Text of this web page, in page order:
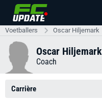
Voetballers Oscar Hiljemark
Oscar Hiljemark
Coach
Carrière